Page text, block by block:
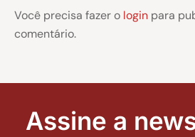
Você precisa fazer o login para
comentário.
Assine a